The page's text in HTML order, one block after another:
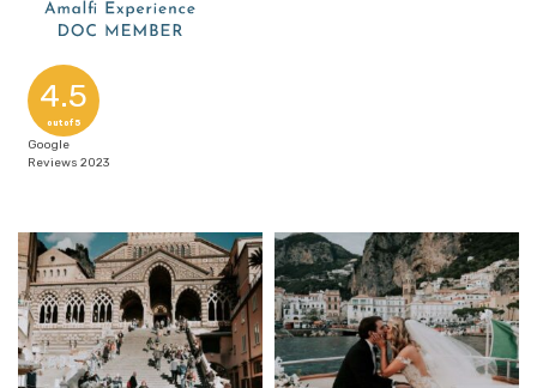
4.5
out of 5
Google
Reviews 2023